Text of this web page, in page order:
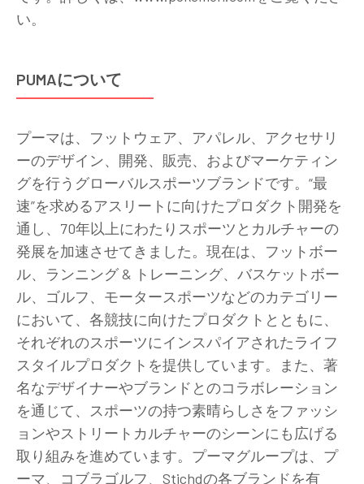
い。
PUMAについて
プーマは、フットウェア、アパレル、アクセサリ
ーのデザイン、開発、販売、およびマーケティン
グを行うグローバルスポーツブランドです。“最
速”を求めるアスリートに向けたプロダクト開発を
通し、70年以上にわたりスポーツとカルチャーの
発展を加速させてきました。現在は、フットボー
ル、ランニング & トレーニング、バスケットボー
ル、ゴルフ、モータースポーツなどのカテゴリー
において、各競技に向けたプロダクトとともに、
それぞれのスポーツにインスパイアされたライフ
スタイルプロダクトを提供しています。また、著
名なデザイナーやブランドとのコラボレーション
を通じて、スポーツの持つ素晴らしさをファッシ
ョンやストリートカルチャーのシーンにも広げる
取り組みを進めています。プーマグループは、プ
ーマ、コブラゴルフ、Stichdの各ブランドを有